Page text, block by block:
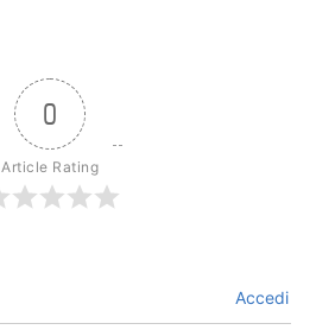
0
Article Rating
Accedi